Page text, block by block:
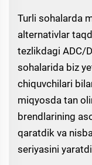
Turli sohalarda
alternativlar
tezlikdagi ADC/
sohalarida biz
chiquvchilari
miqyosda tan
brendlarining
qaratdik va
seriyasini